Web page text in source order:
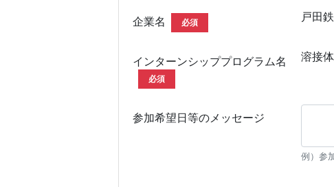
企業名 必須 戸田
インターンシッププログラム名
必須
溶接
参加希望日等のメッセージ
例）参